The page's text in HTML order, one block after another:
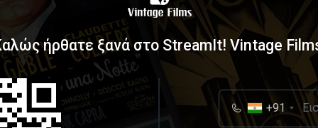
ήρθατε ξανά στο StreamIt! Vintage
+91